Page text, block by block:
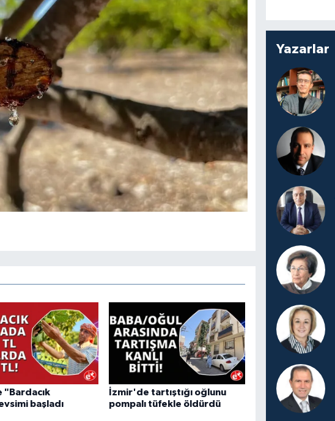
"Bardacık
başladı
İzmir'de tartıştığı oğlunu
pompalı tüfekle öldürdü
Yazarlar